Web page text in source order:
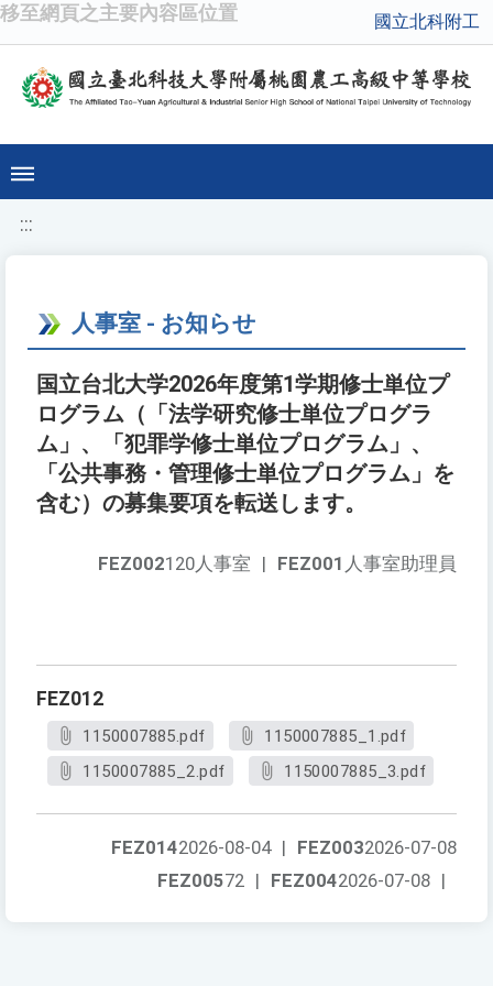
移至網頁之主要內容區位置 國立北科附工
:::
人事室 - お知らせ
国立台北大学2026年度第1学期修士単位プ
ログラム（「法学研究修士単位プログラ
ム」、「犯罪学修士単位プログラム」、
「公共事務・管理修士単位プログラム」を
含む）の募集要項を転送します。
FEZ001 人事室助理員
FEZ002120人事室 |
FEZ012
1150007885.pdf
1150007885_1.pdf
1150007885_2.pdf
1150007885_3.pdf
FEZ0032026-07-08
FEZ0142026-08-04 |
FEZ0042026-07-08 |
FEZ00572 |